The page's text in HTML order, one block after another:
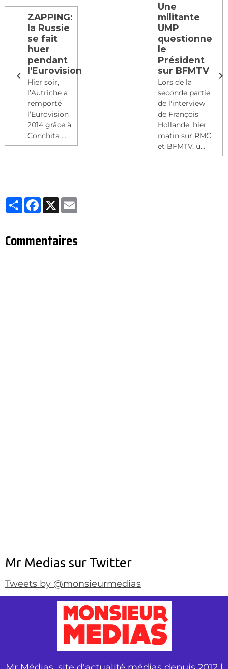
ZAPPING:
la Russie
se fait
huer
pendant
l'Eurovision
Hier soir,
l’Autriche a
remporté
l’Eurovision
2014 grâce à
Conchita ...
Une
militante
UMP
questionne
le
Président
sur BFMTV
Lors de la
seconde partie
de l'interview
de François
Hollande, hier
matin sur RMC
et BFMTV, u...
Partager
Facebook
X
Commentaires
Mr Medias sur Twitter
Tweets by @monsieurmedias